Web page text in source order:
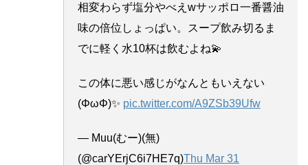
相変わらず塩分やべえwサッポロ一番醤油
味の倍位しょっぱい。スープ飲み切るま
でに軽く水10杯は飲むよね💫
この体に悪い感じがなんともいえない
(ΦωΦ)✨ pic.twitter.com/A9ZSb39Ufw
— Muu(むー)(無)
(@carYErjC6i7HE7q)Thu Mar 31